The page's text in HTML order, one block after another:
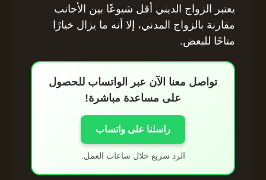
يعتبر الزواج الديني أقل شيوعًا بين الأجانب
مقارنة بالزواج المدني، إلا أنه ما يزال خيارًا
متاحًا للبعض.
تواصل معنا الآن عبر الواتساب للحصول
على مساعدة مباشرة!
راسلنا على واتساب
الرد سريع خلال ساعات العمل.